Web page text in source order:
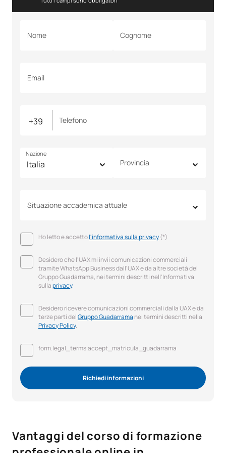
Nome Cognome
Email
Telefono
Nazione
Provincia
Situazione accademica attuale
Ho letto e accettol'informativa sulla privacy(*)
Desidero che l'UAX mi invii comunicazioni commerciali
tramite WhatsApp Business dall'UAX e da altre società del
Gruppo Guadarrama, nei termini descritti nell'Informativa
sullaprivacy.
Desidero ricevere comunicazioni commerciali dalla UAX e da
terze parti delGruppo Guadarrama nei termini descritti nella
Privacy Policy.
form.legal_terms.accept_matricula_guadarrama
Richiedi informazioni
Vantaggi del corso di formazione